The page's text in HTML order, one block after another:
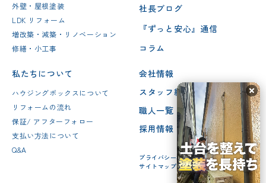
外壁・屋根塗装
LDK リフォーム
増改築・減築・リノベーション
修繕・小工事
社長ブログ
『ずっと安心』通信
コラム
私たちについて
ハウジングボックスについて
リフォームの流れ
保証/ アフターフォロー
支払い方法について
Q&A
会社情報
スタッフ紹介
職人一覧
採用情報
プライバシーポリシー
サイトマップ